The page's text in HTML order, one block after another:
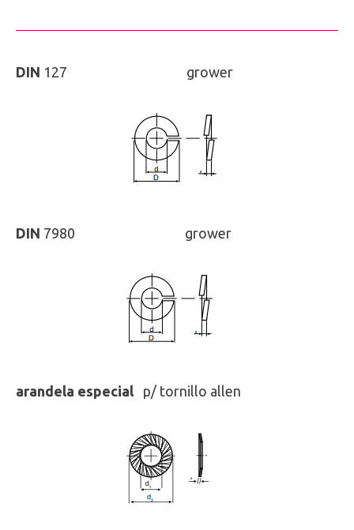
DIN 127 grower
DIN 7980 grower
arandela especial p/ tornillo allen